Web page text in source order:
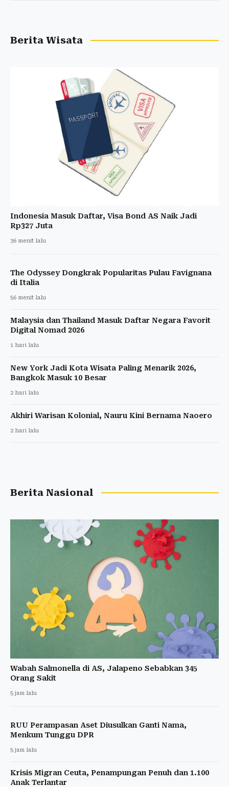
Berita Wisata
Indonesia Masuk Daftar, Visa Bond AS Naik Jadi
Rp327 Juta
36 menit lalu
The Odyssey Dongkrak Popularitas Pulau Favignana
di Italia
56 menit lalu
Malaysia dan Thailand Masuk Daftar Negara Favorit
Digital Nomad 2026
1 hari lalu
New York Jadi Kota Wisata Paling Menarik 2026,
Bangkok Masuk 10 Besar
2 hari lalu
Akhiri Warisan Kolonial, Nauru Kini Bernama Naoero
2 hari lalu
Berita Nasional
Wabah Salmonella di AS, Jalapeno Sebabkan 345
Orang Sakit
5 jam lalu
RUU Perampasan Aset Diusulkan Ganti Nama,
Menkum Tunggu DPR
5 jam lalu
Krisis Migran Ceuta, Penampungan Penuh dan 1.100
Anak Terlantar